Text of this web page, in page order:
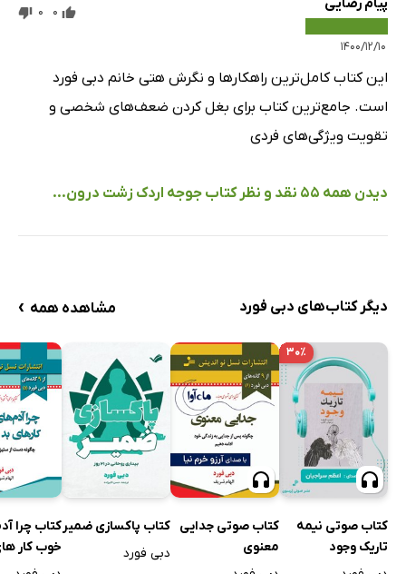
۱۴۰۰/۱۲/۱۰
0
0
این کتاب کامل‌ترین راهکار‌ها و نگرش هتی خانم دبی فورد
است. جامع‌ترین کتاب برای بغل کردن ضعف‌های شخصی و
تقویت ویژگی‌های فردی
دیدن همه 55 نقد و نظر کتاب جوجه اردک زشت درون...
دیگر کتاب‌های دبی فورد مشاهده همه ›
۳۰٪
کتاب صوتی نیمه
تاریک وجود
کتاب صوتی جدایی
معنوی
کتاب پاکسازی ضمیر
دبی فورد
کتاب چرا
خوب کار
کنند